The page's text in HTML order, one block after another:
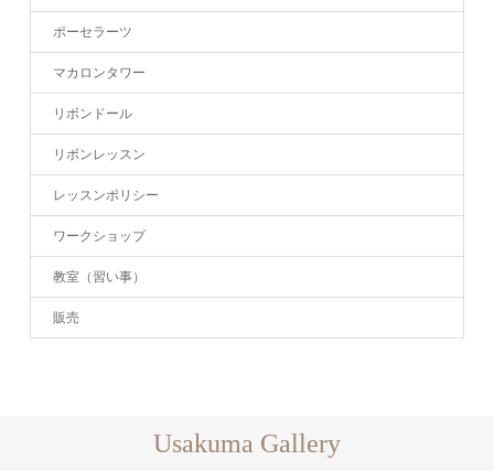
ポーセラーツ
マカロンタワー
リボンドール
リボンレッスン
レッスンポリシー
ワークショップ
教室（習い事）
販売
Usakuma Gallery